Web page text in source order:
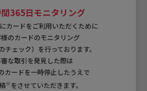
365日モニタリング
カードをご利用いただくために
のカードのモニタリング
チェック）を行っております。
な取引を発見した際は
カードを一時停止したうえで
※をさせていただきます。